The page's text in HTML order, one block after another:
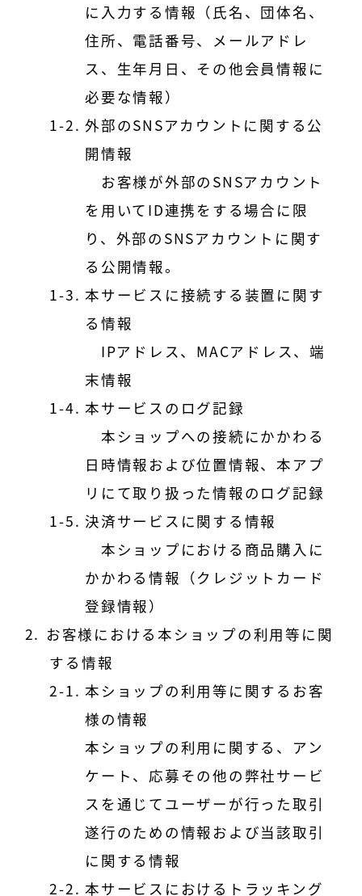
に入力する情報（氏名、団体名、
住所、電話番号、メールアドレ
ス、生年月日、その他会員情報に
必要な情報）
外部のSNSアカウントに関する公
開情報
お客様が外部のSNSアカウント
を用いてID連携をする場合に限
り、外部のSNSアカウントに関す
る公開情報。
本サービスに接続する装置に関す
る情報
IPアドレス、MACアドレス、端
末情報
本サービスのログ記録
本ショップへの接続にかかわる
日時情報および位置情報、本アプ
リにて取り扱った情報のログ記録
決済サービスに関する情報
本ショップにおける商品購入に
かかわる情報（クレジットカード
登録情報）
お客様における本ショップの利用等に関
する情報
本ショップの利用等に関するお客
様の情報
本ショップの利用に関する、アン
ケート、応募その他の弊社サービ
スを通じてユーザーが行った取引
遂行のための情報および当該取引
に関する情報
本サービスにおけるトラッキング